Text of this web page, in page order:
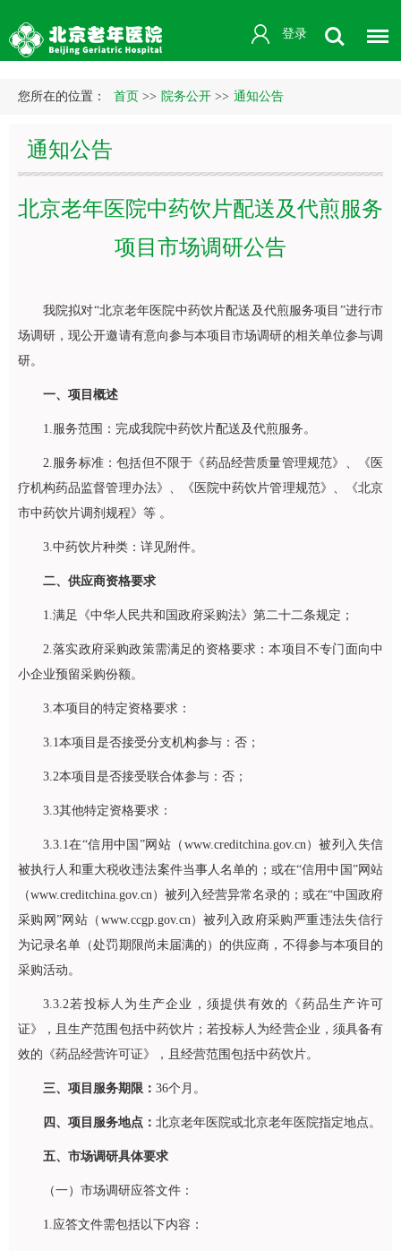
登录
您所在的位置： 首页 >> 院务公开 >> 通知公告
通知公告
北京老年医院中药饮片配送及代煎服务
项目市场调研公告
我院拟对“北京老年医院中药饮片配送及代煎服务项目”进行市
场调研，现公开邀请有意向参与本项目市场调研的相关单位参与调
研。
一、项目概述
1.服务范围：完成我院中药饮片配送及代煎服务。
2.服务标准：包括但不限于《药品经营质量管理规范》、《医
疗机构药品监督管理办法》、《医院中药饮片管理规范》、《北京
市中药饮片调剂规程》等 。
3.中药饮片种类：详见附件。
二、供应商资格要求
1.满足《中华人民共和国政府采购法》第二十二条规定；
2.落实政府采购政策需满足的资格要求：本项目不专门面向中
小企业预留采购份额。
3.本项目的特定资格要求：
3.1本项目是否接受分支机构参与：否；
3.2本项目是否接受联合体参与：否；
3.3其他特定资格要求：
3.3.1在“信用中国”网站（www.creditchina.gov.cn）被列入失信
被执行人和重大税收违法案件当事人名单的；或在“信用中国”网站
（www.creditchina.gov.cn）被列入经营异常名录的；或在“中国政府
采购网”网站（www.ccgp.gov.cn）被列入政府采购严重违法失信行
为记录名单（处罚期限尚未届满的）的供应商，不得参与本项目的
采购活动。
3.3.2若投标人为生产企业，须提供有效的《药品生产许可
证》，且生产范围包括中药饮片；若投标人为经营企业，须具备有
效的《药品经营许可证》，且经营范围包括中药饮片。
三、项目服务期限： 36个月。
四、项目服务地点： 北京老年医院或北京老年医院指定地点。
五、市场调研具体要求
（一）市场调研应答文件：
1.应答文件需包括以下内容：